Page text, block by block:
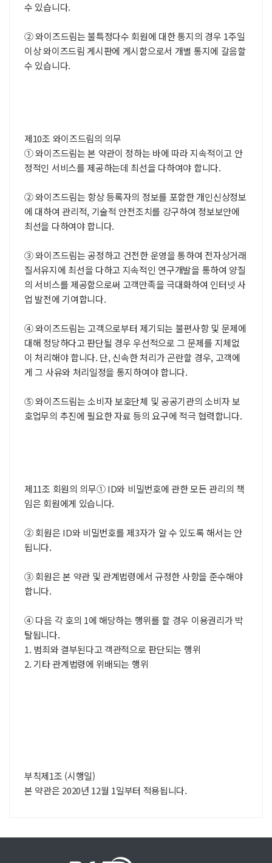
수 있습니다.
② 와이즈드림는 불특정다수 회원에 대한 통지의 경우 1주일
이상 와이즈드림 게시판에 게시함으로서 개별 통지에 갈음할
수 있습니다.
제10조 와이즈드림의 의무
① 와이즈드림는 본 약관이 정하는 바에 따라 지속적이고 안
정적인 서비스를 제공하는데 최선을 다하여야 합니다.
② 와이즈드림는 항상 등록자의 정보를 포함한 개인신상정보
에 대하여 관리적, 기술적 안전조치를 강구하여 정보보안에
최선을 다하여야 합니다.
③ 와이즈드림는 공정하고 건전한 운영을 통하여 전자상거래
질서유지에 최선을 다하고 지속적인 연구개발을 통하여 양질
의 서비스를 제공함으로써 고객만족을 극대화하여 인터넷 사
업 발전에 기여합니다.
④ 와이즈드림는 고객으로부터 제기되는 불편사항 및 문제에
대해 정당하다고 판단될 경우 우선적으로 그 문제를 지체없
이 처리해야 합니다. 단, 신속한 처리가 곤란할 경우, 고객에
게 그 사유와 처리일정을 통지하여야 합니다.
⑤ 와이즈드림는 소비자 보호단체 및 공공기관의 소비자 보
호업무의 추진에 필요한 자료 등의 요구에 적극 협력합니다.
제11조 회원의 의무① ID와 비밀번호에 관한 모든 관리의 책
임은 회원에게 있습니다.
② 회원은 ID와 비밀번호를 제3자가 알 수 있도록 해서는 안
됩니다.
③ 회원은 본 약관 및 관계법령에서 규정한 사항을 준수해야
합니다.
④ 다음 각 호의 1에 해당하는 행위를 할 경우 이용권리가 박
탈됩니다.
1. 범죄와 결부된다고 객관적으로 판단되는 행위
2. 기타 관계법령에 위배되는 행위
부칙제1조 (시행일)
본 약관은 2020년 12월 1일부터 적용됩니다.